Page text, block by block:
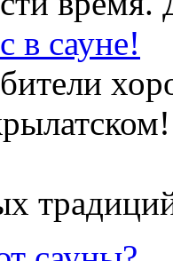
в сауне!